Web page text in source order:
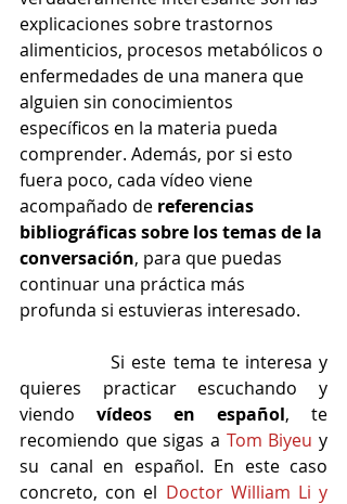
explicaciones sobre trastornos
alimenticios, procesos metabólicos o
enfermedades de una manera que
alguien sin conocimientos
específicos en la materia pueda
comprender. Además, por si esto
fuera poco, cada vídeo viene
acompañado de referencias
bibliográficas sobre los temas de la
conversación, para que puedas
continuar una práctica más
profunda si estuvieras interesado.
		Si este tema te interesa y
quieres practicar escuchando y
viendo vídeos en español, te
recomiendo que sigas a Tom Biyeu y
su canal en español. En este caso
concreto, con el Doctor William Li y